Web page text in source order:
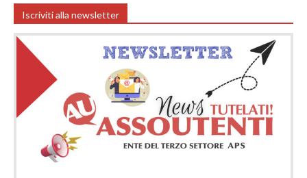
Iscriviti alla newsletter